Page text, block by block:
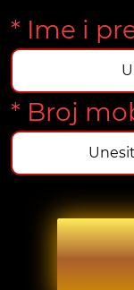
* Ime i
* Broj